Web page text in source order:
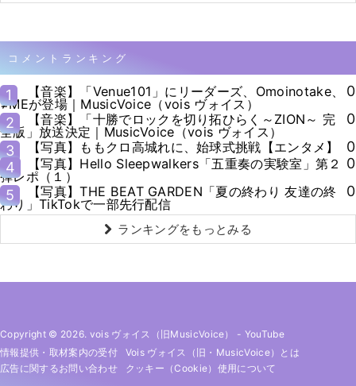
コメントランキング
1
【音楽】「Venue101」にリーダーズ、Omoinotake、
≠MEが登場｜MusicVoice（vois ヴォイス）
0
2
【音楽】「十勝でロックを切り拓ひらく～ZION～ 完
全版」放送決定｜MusicVoice（vois ヴォイス）
0
3
【写真】ももクロ高城れに、始球式挑戦【エンタメ】
0
4
【写真】Hello Sleepwalkers「五重奏の実験室」第２
弾レポ（１）
0
5
【写真】THE BEAT GARDEN「夏の終わり 友達の終
わり」TikTokで一部先行配信
0
ランキングをもっとみる
Copyright © 2026. vois ヴォイス（旧MusicVoice） - YouTube
情報提供・取材案内の受付
Vois ヴォイス（旧・MusicVoice）とは
広告に関するお問い合わせ
クッキー（cookie）使用について